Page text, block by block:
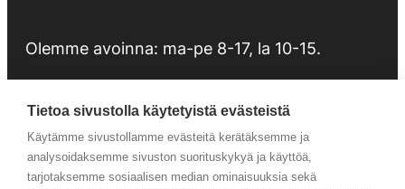
Olemme avoinna: ma-pe 8-17, la 10-15.
Tietosuojaseloste
Tietoa sivustolla käytetyistä evästeistä
Käytämme sivustollamme evästeitä kerätäksemme ja
analysoidaksemme sivuston suorituskykyä ja käyttöä,
tarjotaksemme sosiaalisen median ominaisuuksia sekä